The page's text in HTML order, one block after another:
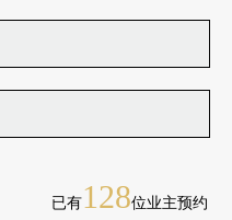
已有128位业主预约